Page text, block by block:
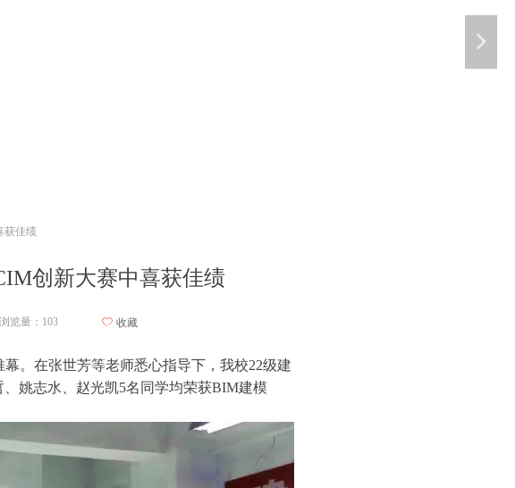
넲
创新大赛中喜获佳绩
获佳绩
。在张世芳等老师悉心指导下，我校22级建
姚志水、赵光凯5名同学均荣获BIM建模
浏览量： 103 ꄀ 收藏